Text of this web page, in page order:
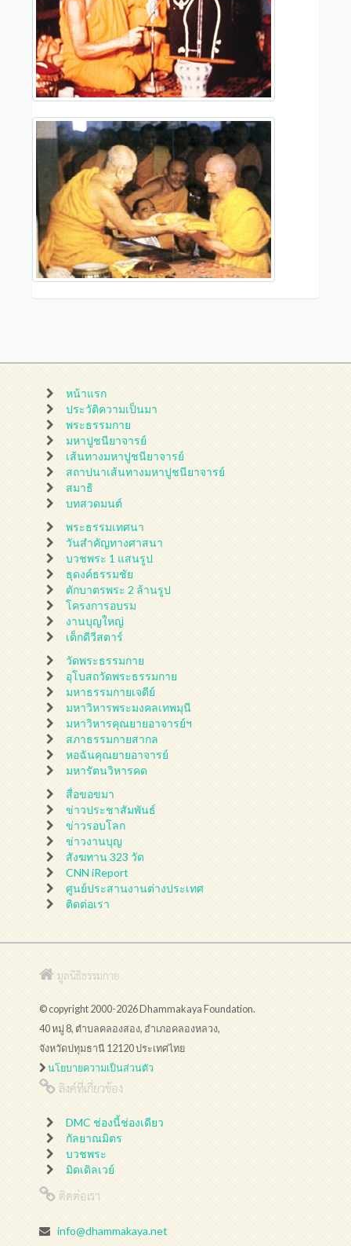
หน้าแรก
ประวัติความเป็นมา
พระธรรมกาย
มหาปูชนียาจารย์
เส้นทางมหาปูชนียาจารย์
สถาปนาเส้นทางมหาปูชนียาจารย์
สมาธิ
บทสวดมนต์
พระธรรมเทศนา
วันสำคัญทางศาสนา
บวชพระ 1 แสนรูป
ธุดงค์ธรรมชัย
ตักบาตรพระ 2 ล้านรูป
โครงการอบรม
งานบุญใหญ่
เด็กดีวีสตาร์
วัดพระธรรมกาย
อุโบสถวัดพระธรรมกาย
มหาธรรมกายเจดีย์
มหาวิหารพระมงคลเทพมุนี
มหาวิหารคุณยายอาจารย์ฯ
สภาธรรมกายสากล
หอฉันคุณยายอาจารย์
มหารัตนวิหารคด
สื่อขอขมา
ข่าวประชาสัมพันธ์
ข่าวรอบโลก
ข่าวงานบุญ
สังฆทาน 323 วัด
CNN iReport
ศูนย์ประสานงานต่างประเทศ
ติดต่อเรา
มูลนิธิธรรมกาย
© copyright 2000-2026 Dhammakaya Foundation.
40 หมู่ 8, ตำบลคลองสอง, อำเภอคลองหลวง,
จังหวัดปทุมธานี 12120 ประเทศไทย
นโยบายความเป็นส่วนตัว
ลิงค์ที่เกี่ยวข้อง
DMC ช่องนี้ช่องเดียว
กัลยาณมิตร
บวชพระ
มิดเดิลเวย์
ติดต่อเรา
info@dhammakaya.net